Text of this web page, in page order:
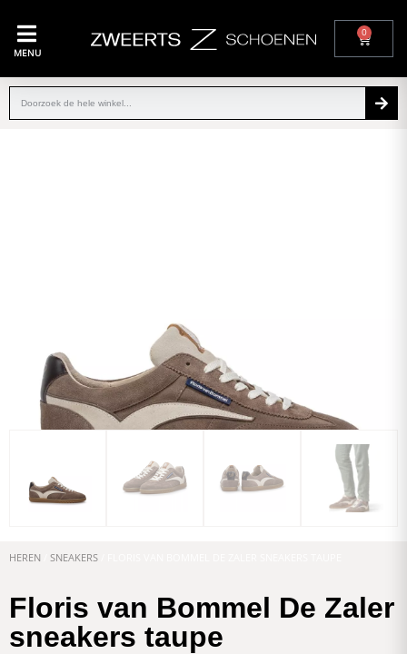
MENU
0
HEREN SNEAKERS
Floris van Bommel De Zaler
sneakers taupe